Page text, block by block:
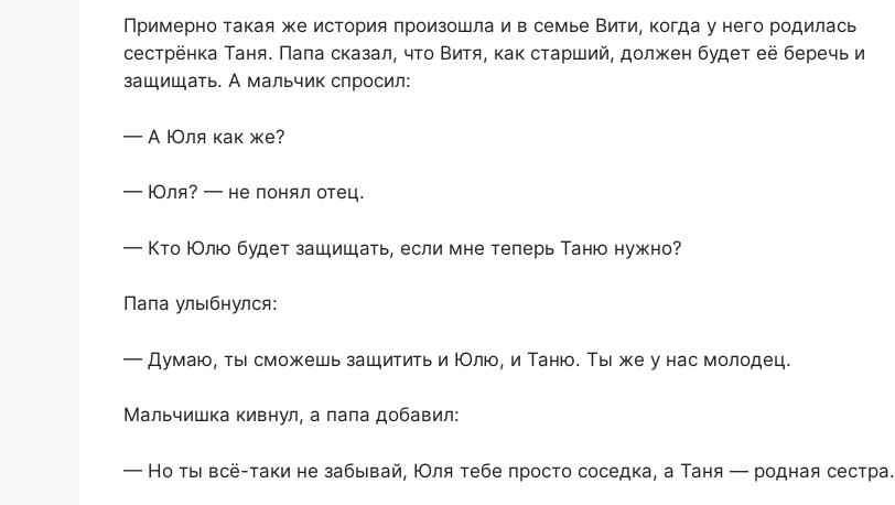
Примерно такая же история произошла и в семье Вити, когда у него родилась
сестрёнка Таня. Папа сказал, что Витя, как старший, должен будет её беречь и
защищать. А мальчик спросил:
— А Юля как же?
— Юля? — не понял отец.
— Кто Юлю будет защищать, если мне теперь Таню нужно?
Папа улыбнулся:
— Думаю, ты сможешь защитить и Юлю, и Таню. Ты же у нас молодец.
Мальчишка кивнул, а папа добавил:
— Но ты всё-таки не забывай, Юля тебе просто соседка, а Таня — родная сестра.